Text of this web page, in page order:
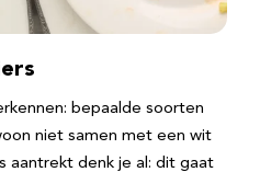
bepaalde soorten
niet samen met een wit
aantrekt denk je al: dit gaat